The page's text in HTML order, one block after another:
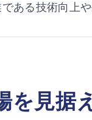
ある技術向上
を見据
ロード